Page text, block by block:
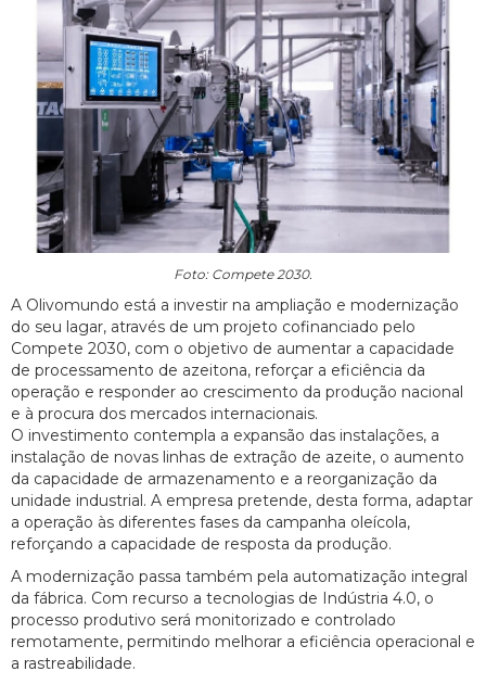
Foto: Compete 2030.
A Olivomundo está a investir na ampliação e modernização
do seu lagar, através de um projeto cofinanciado pelo
Compete 2030, com o objetivo de aumentar a capacidade
de processamento de azeitona, reforçar a eficiência da
operação e responder ao crescimento da produção nacional
e à procura dos mercados internacionais.
O investimento contempla a expansão das instalações, a
instalação de novas linhas de extração de azeite, o aumento
da capacidade de armazenamento e a reorganização da
unidade industrial. A empresa pretende, desta forma, adaptar
a operação às diferentes fases da campanha oleícola,
reforçando a capacidade de resposta da produção.
A modernização passa também pela automatização integral
da fábrica. Com recurso a tecnologias de Indústria 4.0, o
processo produtivo será monitorizado e controlado
remotamente, permitindo melhorar a eficiência operacional e
a rastreabilidade.